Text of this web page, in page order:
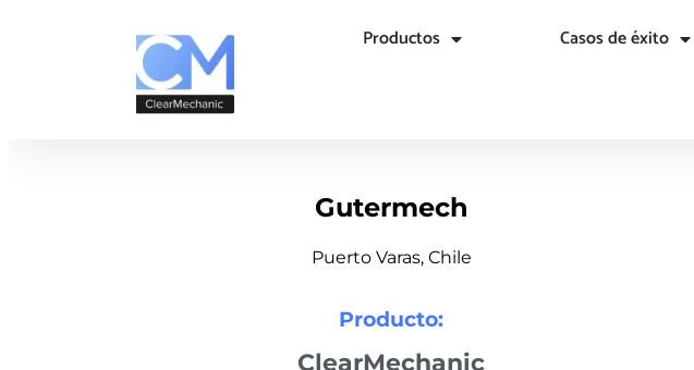
Productos Casos de éxito
Gutermech
Puerto Varas, Chile
Producto:
ClearMechanic